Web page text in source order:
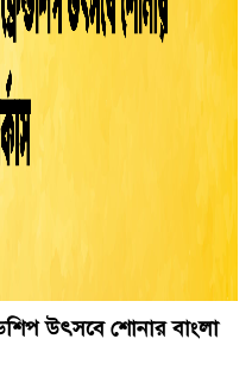
উৎসবে শোনার বাংলা